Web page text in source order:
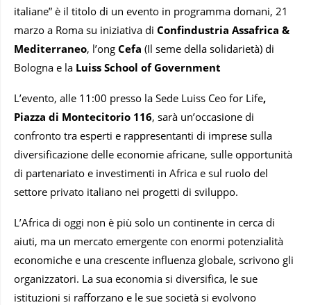
italiane” è il titolo di un evento in programma domani, 21
marzo a Roma su iniziativa di Confindustria Assafrica &
Mediterraneo, l’ong Cefa (Il seme della solidarietà) di
Bologna e la Luiss School of Government
L’evento, alle 11:00 presso la Sede Luiss Ceo for Life,
Piazza di Montecitorio 116, sarà un’occasione di
confronto tra esperti e rappresentanti di imprese sulla
diversificazione delle economie africane, sulle opportunità
di partenariato e investimenti in Africa e sul ruolo del
settore privato italiano nei progetti di sviluppo.
L’Africa di oggi non è più solo un continente in cerca di
aiuti, ma un mercato emergente con enormi potenzialità
economiche e una crescente influenza globale, scrivono gli
organizzatori. La sua economia si diversifica, le sue
istituzioni si rafforzano e le sue società si evolvono